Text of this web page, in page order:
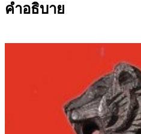
คำอธิบาย